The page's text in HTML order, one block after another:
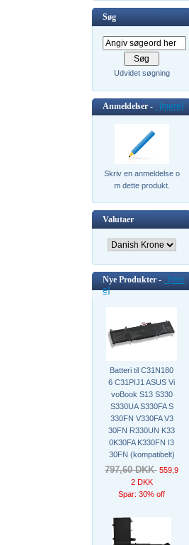
Søg
Udvidet søgning
Anmeldelser - [mere]
Skriv en anmeldelse o
m dette produkt.
Valutaer
Nye Produkter -
[mer
e]
Batteri til C31N180
6 C31PIJ1 ASUS Vi
voBook S13 S330
S330UA S330FA S
330FN V330FA V3
30FN R330UN K33
0K30FA K330FN I3
30FN (kompatibelt)
797,60 DKK 559,9
2 DKK
Spar: 30% off